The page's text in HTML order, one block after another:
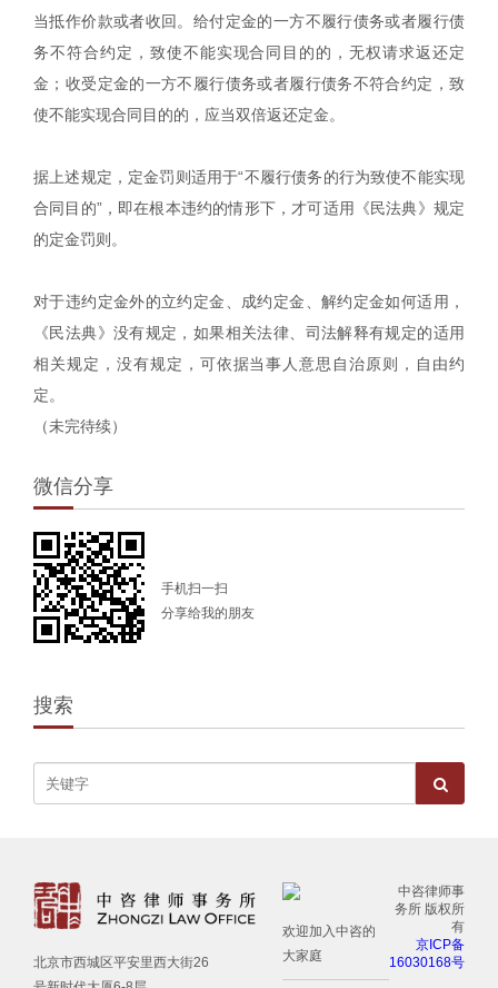
当抵作价款或者收回。给付定金的一方不履行债务或者履行债
务不符合约定，致使不能实现合同目的的，无权请求返还定
金；收受定金的一方不履行债务或者履行债务不符合约定，致
使不能实现合同目的的，应当双倍返还定金。
据上述规定，定金罚则适用于“不履行债务的行为致使不能实现
合同目的”，即在根本违约的情形下，才可适用《民法典》规定
的定金罚则。
对于违约定金外的立约定金、成约定金、解约定金如何适用，
《民法典》没有规定，如果相关法律、司法解释有规定的适用
相关规定，没有规定，可依据当事人意思自治原则，自由约
定。
（未完待续）
微信分享
手机扫一扫
分享给我的朋友
搜索
北京市西城区平安里西大街26
欢迎加入中咨的
大家庭
中咨律师事
务所 版权所
有
京ICP备
16030168号